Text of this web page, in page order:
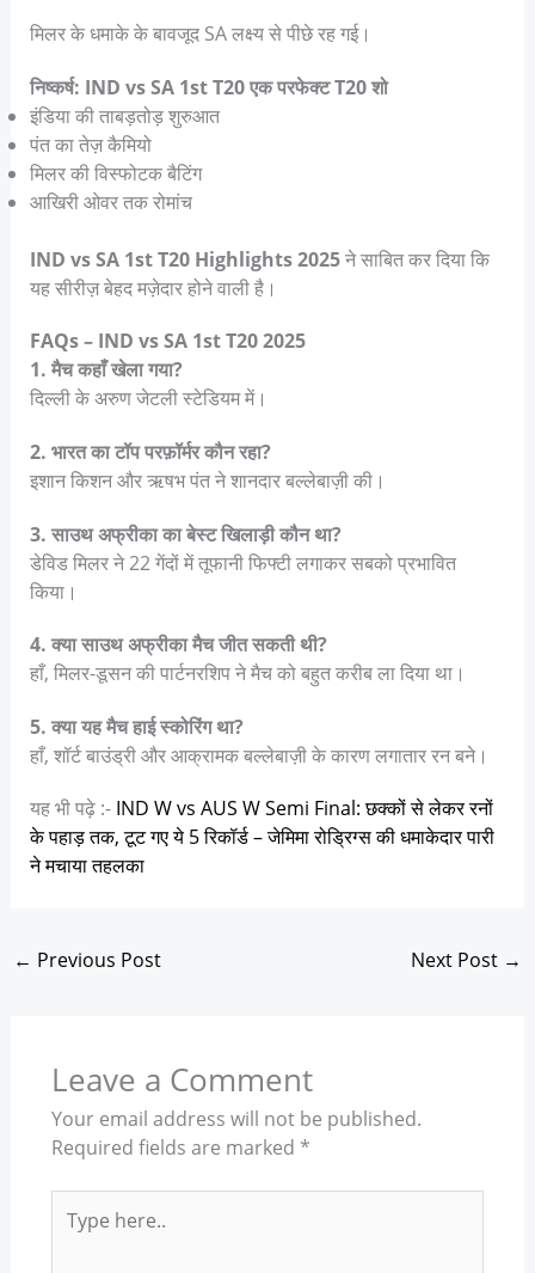
मिलर के धमाके के बावजूद SA लक्ष्य से पीछे रह गई।
निष्कर्ष: IND vs SA 1st T20 एक परफेक्ट T20 शो
इंडिया की ताबड़तोड़ शुरुआत
पंत का तेज़ कैमियो
मिलर की विस्फोटक बैटिंग
आखिरी ओवर तक रोमांच
IND vs SA 1st T20 Highlights 2025ने साबित कर दिया कि
यह सीरीज़ बेहद मज़ेदार होने वाली है।
FAQs – IND vs SA 1st T20 2025
1. मैच कहाँ खेला गया?
दिल्ली के अरुण जेटली स्टेडियम में।
2. भारत का टॉप परफ़ॉर्मर कौन रहा?
इशान किशन और ऋषभ पंत ने शानदार बल्लेबाज़ी की।
3. साउथ अफ्रीका का बेस्ट खिलाड़ी कौन था?
डेविड मिलर ने 22 गेंदों में तूफानी फिफ्टी लगाकर सबको प्रभावित
किया।
4. क्या साउथ अफ्रीका मैच जीत सकती थी?
हाँ, मिलर-डूसन की पार्टनरशिप ने मैच को बहुत करीब ला दिया था।
5. क्या यह मैच हाई स्कोरिंग था?
हाँ, शॉर्ट बाउंड्री और आक्रामक बल्लेबाज़ी के कारण लगातार रन बने।
यह भी पढ़े :-IND W vs AUS W Semi Final: छक्कों से लेकर रनों
के पहाड़ तक, टूट गए ये 5 रिकॉर्ड – जेमिमा रोड्रिग्स की धमाकेदार पारी
ने मचाया तहलका
← Previous Post Next Post →
Leave a Comment
Your email address will not be published.
Required fields are marked *
here..